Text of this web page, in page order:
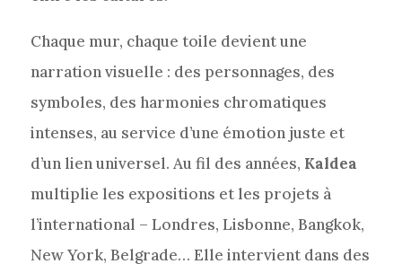
Chaque mur, chaque toile devient une
narration visuelle : des personnages, des
symboles, des harmonies chromatiques
intenses, au service d’une émotion juste et
d’un lien universel. Au fil des années, Kaldea
multiplie les expositions et les projets à
l’international – Londres, Lisbonne, Bangkok,
New York, Belgrade… Elle intervient dans des